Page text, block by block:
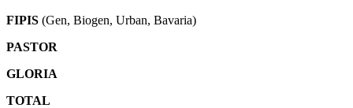
FIPIS (Gen, Biogen, Urban, Bavaria)
PASTOR
GLORIA
TOTAL